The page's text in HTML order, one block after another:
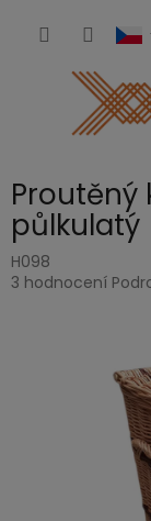
Proutěný
půlkulatý
H098
Průměrné
3 hodnocení